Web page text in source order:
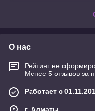
О нас
Рейтинг не
Менее 5 отзывов за
Работает с
г. Алматы